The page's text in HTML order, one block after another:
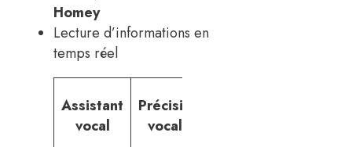
Homey
Lecture d’informations en
temps réel
Assistant
vocal
Précision
vocale